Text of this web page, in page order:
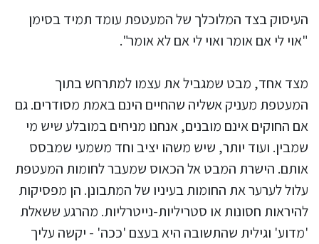
העיסוק בצד המלוכלך של המעטפת עומד תמיד בסימן
"אוי לי אם אומר ואוי לי אם לא אומר".
מצד אחד, מבט שמגביל את עצמו למתרחש בתוך
המעטפת מעניק אשליה שהחיים הינם באמת מסודרים. גם
אם החוקים אינם מובנים, אנחנו מניחים במובלע שיש מי
שמבין. ועוד יותר, שיש משהו יציב וחד משמעי שמבסס
אותם. הישרת המבט אל הכאוס שמעבר לחומות המעטפת
עלול לערער את החומות בעיניו של המתבונן. הן מפסיקות
להיראות חסונות או סטריליות-נייטרליות. מהרגע ששאלת
'מדוע' וגילית שהתשובה היא בעצם 'ככה' - יקשה עליך